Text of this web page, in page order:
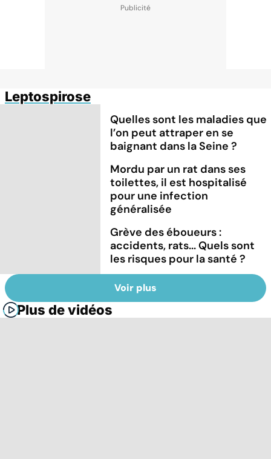
Leptospirose
Quelles sont les maladies que
l’on peut attraper en se
baignant dans la Seine ?
Mordu par un rat dans ses
toilettes, il est hospitalisé
pour une infection
généralisée
Grève des éboueurs :
accidents, rats... Quels sont
les risques pour la santé ?
Voir plus
Plus de vidéos